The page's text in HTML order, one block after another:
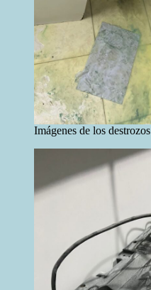
Imágenes de los destrozos